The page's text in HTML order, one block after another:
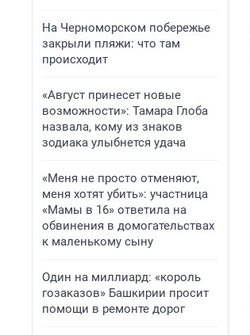
На Черноморском побережье
закрыли пляжи: что там
происходит
«Август принесет новые
возможности»: Тамара Глоба
назвала, кому из знаков
зодиака улыбнется удача
«Меня не просто отменяют,
меня хотят убить»: участница
«Мамы в 16» ответила на
обвинения в домогательствах
к маленькому сыну
Один на миллиард: «король
гозаказов» Башкирии просит
помощи в ремонте дорог